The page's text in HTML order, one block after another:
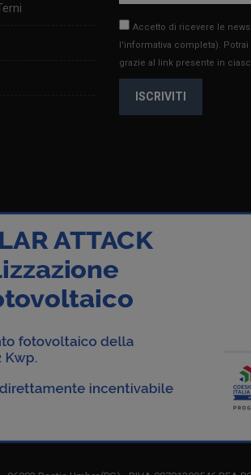
Accetto di ricevere le
l'informativa completa).
grazie al link presente in
ISCRIVITI